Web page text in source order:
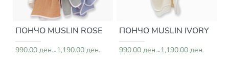
ПОНЧО MUSLIN ROSE
990.00 ден.-1,190.00 ден.
ПОНЧО MUSLIN IVORY
990.00 ден.-1,190.00 ден.